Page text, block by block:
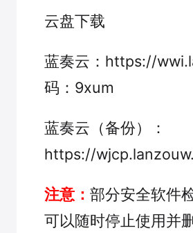
云盘下载
蓝奏云：https://
码：9xum
蓝奏云（备份）：
https://
注意： 部分安全软件
可以随时停止使用并